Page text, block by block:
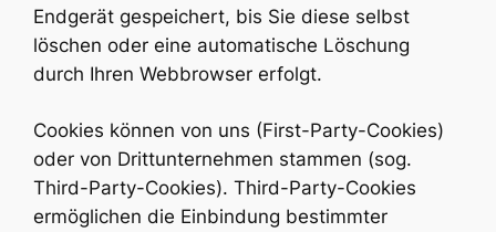
Endgerät gespeichert, bis Sie diese selbst
löschen oder eine automatische Löschung
durch Ihren Webbrowser erfolgt.
Cookies können von uns (First-Party-Cookies)
oder von Drittunternehmen stammen (sog.
Third-Party-Cookies). Third-Party-Cookies
ermöglichen die Einbindung bestimmter